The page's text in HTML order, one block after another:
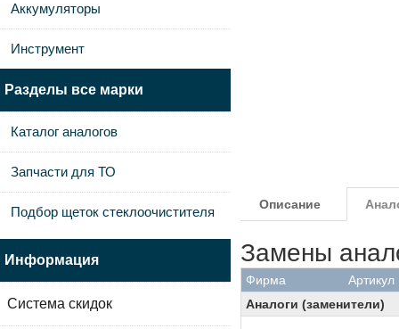
Описание
Замены
Фирма
Артикул
Аналоги (заменители)
Аккумуляторы
Инструмент
Разделы все марки
Каталог аналогов
Запчасти для ТО
Подбор щеток стеклоочистителя
Информация
Система скидок